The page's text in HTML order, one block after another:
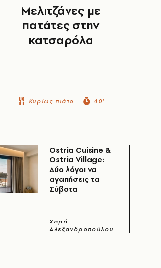
Μελιτζάνες με
πατάτες στην
κατσαρόλα
Κυρίως πιάτο 40'
Ostria Cuisine &
Ostria Village:
Δύο λόγοι να
αγαπήσεις τα
Σύβοτα
Χαρά
Αλεξανδροπούλου